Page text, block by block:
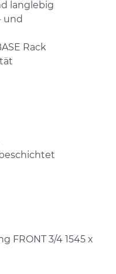
langlebig
und
Rack
FRONT 3/4 1545 x